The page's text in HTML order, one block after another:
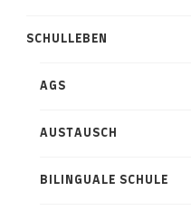
SCHULLEBEN
AGS
AUSTAUSCH
BILINGUALE SCHULE